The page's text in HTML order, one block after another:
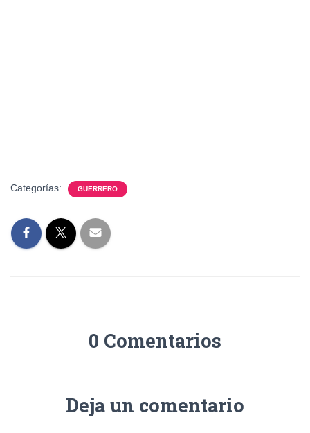
Categorías: GUERRERO
0 Comentarios
Deja un comentario